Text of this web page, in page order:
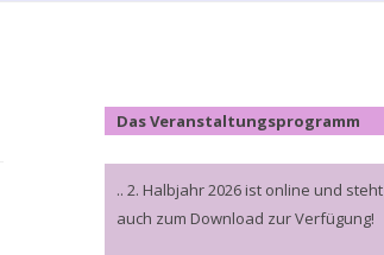
Das Veranstaltungsprogramm
.. 2. Halbjahr 2026 ist online und steht
auch zum Download zur Verfügung!